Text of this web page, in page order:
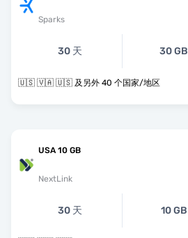
Sparks
30 天 30 GB
🇺🇸 🇻🇦 🇺🇸 及另外 40 个国家/地区
USA 10 GB
NextLink
30 天 10 GB